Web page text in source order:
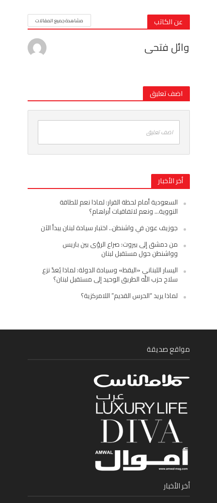
عن الكاتب مشاهدة جميع المقالات
وائل فتحى
اضف تعليق
اضف تعليق
أخر الأخبار
السعودية أمام لحظة القرار: لماذا نعم للطاقة
النووية… ونعم لاتفاقيات أبراهام؟
جوزيف عون في واشنطن.. اختبار سيادة لبنان يبدأ الآن
من دمشق إلى بيروت: صراع الرؤى بين باريس
وواشنطن حول مستقبل لبنان
اليسار اللبناني «اليقظ» وسيادة الدولة: لماذا يُعدّ نزع
سلاح حزب الله الطريق الوحيد إلى مستقبل لبنان؟
لماذا يريد “الحرس القديم” اللامركزية؟
مواقع صديقة
أخر الأخبار